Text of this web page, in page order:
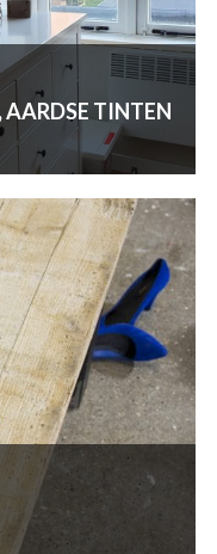
TINTEN